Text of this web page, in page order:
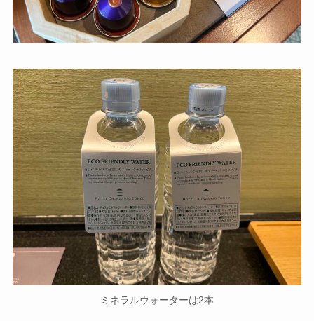
ミネラルウォーターは2本